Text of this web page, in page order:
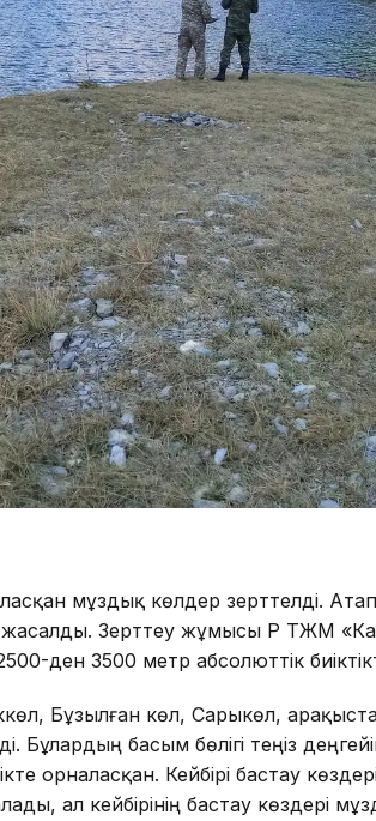
мұздық көлдер зерттелді.
Зерттеу жұмысы ҚР ТЖМ
ден 3500 метр абсолюттік
Бұзылған көл, Сарыкөл,
Бұлардың басым бөлігі теңіз
орналасқан. Кейбірі бастау
ал кейбірінің бастау көздері